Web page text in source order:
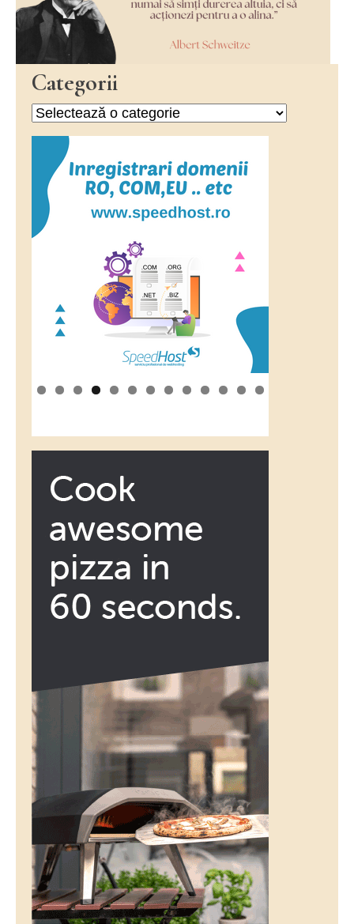
Categorii
Categorii